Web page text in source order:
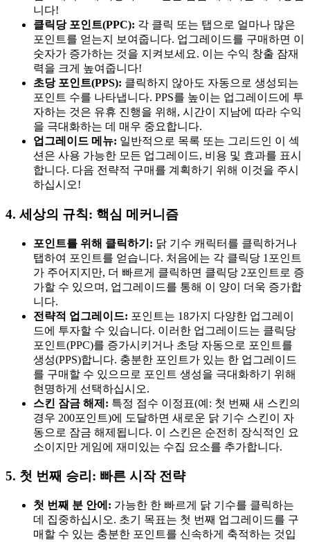
니다!
클릭당 포인트(PPC): 각 클릭 또는 탭으로 얼마나 많은
포인트를 얻는지 보여줍니다. 업그레이드를 구매하면 이
숫자가 증가하는 것을 지켜보세요. 이는 수익 창출 잠재
력을 크게 높여줍니다!
초당 포인트(PPS): 클릭하지 않아도 자동으로 생성되는
포인트 수를 나타냅니다. PPS를 높이는 업그레이드에 투
자하는 것은 유휴 진행을 위해, 시간이 지남에 따라 수익
을 극대화하는 데 매우 중요합니다.
업그레이드 메뉴: 일반적으로 목록 또는 그리드인 이 섹
션은 사용 가능한 모든 업그레이드, 비용 및 효과를 표시
합니다. 다음 전략적 구매를 계획하기 위해 이것을 주시
하십시오!
4. 세상의 규칙: 핵심 메커니즘
포인트를 위해 클릭하기: 닭 기수 캐릭터를 클릭하거나
탭하여 포인트를 얻습니다. 처음에는 각 클릭당 1포인트
가 주어지지만, 더 빠르게 클릭하면 클릭당 2포인트로 증
가할 수 있으며, 업그레이드를 통해 이 양이 더욱 증가합
니다.
전략적 업그레이드: 포인트는 18가지 다양한 업그레이
드에 투자할 수 있습니다. 이러한 업그레이드는 클릭당
포인트(PPC)를 증가시키거나 초당 자동으로 포인트를
생성(PPS)합니다. 충분한 포인트가 있는 한 업그레이드
를 구매할 수 있으므로 포인트 생성을 극대화하기 위해
현명하게 선택하십시오.
스킨 잠금 해제: 특정 점수 이정표(예: 첫 번째 새 스킨의
경우 200포인트)에 도달하면 새로운 닭 기수 스킨이 자
동으로 잠금 해제됩니다. 이 스킨은 순전히 장식적인 요
소이지만 게임에 재미있는 수집 요소를 추가합니다.
5. 첫 번째 승리: 빠른 시작 전략
첫 번째 분 안에: 가능한 한 빠르게 닭 기수를 클릭하는
데 집중하십시오. 초기 목표는 첫 번째 업그레이드를 구
매할 수 있는 충분한 포인트를 신속하게 축적하는 것입